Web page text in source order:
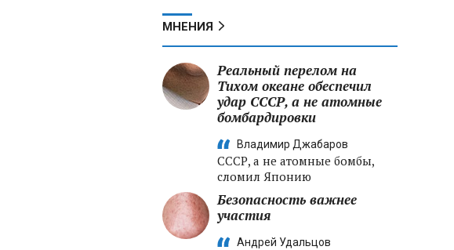
МНЕНИЯ
Реальный перелом на
Тихом океане обеспечил
удар СССР, а не атомные
бомбардировки
Владимир Джабаров
СССР, а не атомные бомбы,
сломил Японию
Безопасность важнее
участия
Андрей Удальцов